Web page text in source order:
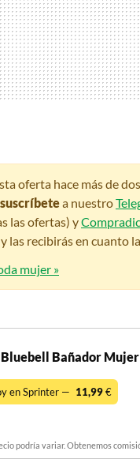
oferta hace más de
suscríbetea nuestro
las ofertas) y
las recibirás en cuanto
mujer »
Bañador
en Sprinter — 11,99€
podría variar. Obtenemos